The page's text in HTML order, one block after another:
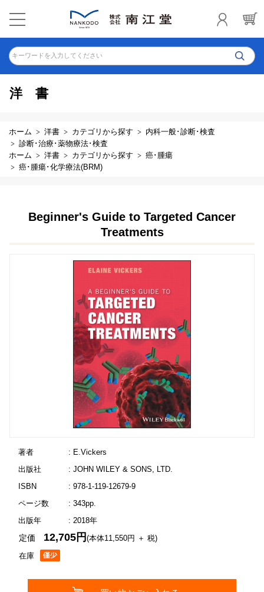
キーワードを入力してください
洋書
ホーム 洋書 カテゴリから探す
内科一般･診断･検査
診断･治療･薬物療法･検査
ホーム
洋書 カテゴリから探す
癌･腫瘍
癌･腫瘍･化学療法(BRM)
Beginner's Guide to Targeted Cancer
Treatments
著者
: E.Vickers
出版社
: JOHN WILEY & SONS, LTD.
ISBN
: 978-1-119-12679-9
ページ数
: 343pp.
出版年
: 2018年
在庫
定価 12,705円(本体11,550円 ＋ 税)